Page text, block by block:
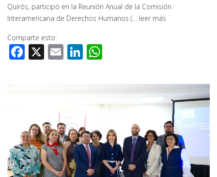
Quirós, participó en la Reunión Anual de la Comisión
Interamericana de Derechos Humanos (… leer más
Comparte esto:
Facebook
X EmailLinkedIn